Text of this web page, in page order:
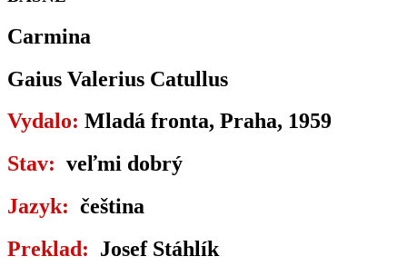
Carmina
Gaius Valerius Catullus
Vydalo: Mladá fronta, Praha, 1959
Stav: veľmi dobrý
Jazyk: čeština
Preklad: Josef Stáhlík